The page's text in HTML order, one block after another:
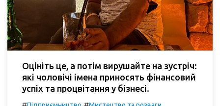
Оцініть це, а потім вирушайте на зустріч:
які чоловічі імена приносять фінансовий
успіх та процвітання у бізнесі.